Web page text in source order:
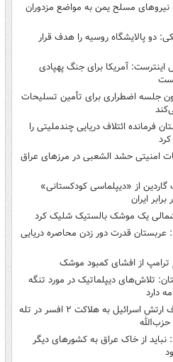
نیروهای مسلح یمن به مواضع مزدوران
دو پالایشگاه روسیه را هدف قرار
اینترست: آمریکا برای جنگ پهپادی
جلسه اضطراری برای تأمین تسلیحات
فرمانده ائتلاف دریایی چندملیتی را
امنیتی حشد الشعبی در مرزهای عراق
گاردین از «دیپلماسی کودکستانی»
ایران
یک موشک بالستیک شلیک کرد
عربستان قدرت دور زدن محاصره دریایی
از افشای کمبود موشک
تلاش‌های دیپلماتیک در مورد تنگه
دارد
اعتراف ارتش اسرائیل به هلاکت ۲ افسر در تله
حزب‌الله
نباید از خاک عراق به کشورهای دیگر